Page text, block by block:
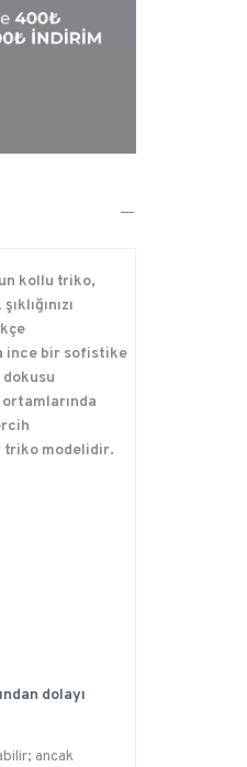
kollu triko,
ince bir sofistike
triko modelidir.
dolayı
ancak